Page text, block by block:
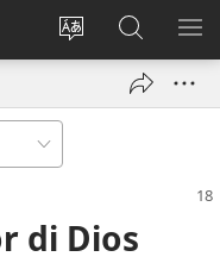
Cambia
Log
window)
Busca
Riba
JW.ORG
di Dios